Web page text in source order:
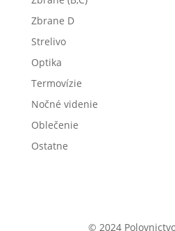
Zbrane D
Strelivo
Optika
Termovízie
Nočné videnie
Oblečenie
Ostatne
© 2024